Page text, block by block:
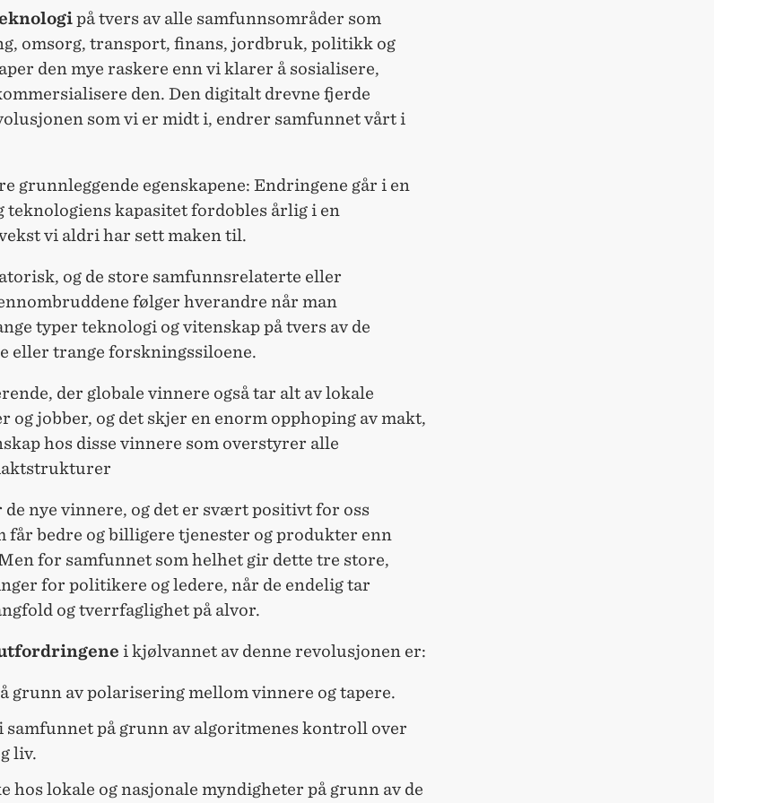
på tvers av alle samfunnsområder som
omsorg, transport, finans, jordbruk, politikk og
den mye raskere enn vi klarer å sosialisere,
den. Den digitalt drevne fjerde
som vi er midt i, endrer samfunnet vårt i
grunnleggende egenskapene: Endringene går i en
teknologiens kapasitet fordobles årlig i en
vi aldri har sett maken til.
og de store samfunnsrelaterte eller
følger hverandre når man
typer teknologi og vitenskap på tvers av de
eller trange forskningssiloene.
der globale vinnere også tar alt av lokale
og jobber, og det skjer en enorm opphoping av makt,
hos disse vinnere som overstyrer alle
de nye vinnere, og det er svært positivt for oss
får bedre og billigere tjenester og produkter enn
for samfunnet som helhet gir dette tre store,
for politikere og ledere, når de endelig tar
og tverrfaglighet på alvor.
i kjølvannet av denne revolusjonen er:
grunn av polarisering mellom vinnere og tapere.
på grunn av algoritmenes kontroll over
liv.
hos lokale og nasjonale myndigheter på grunn av de